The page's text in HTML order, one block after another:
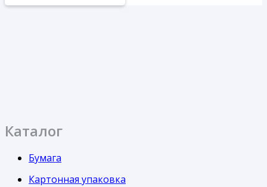
Каталог
Бумага
Картонная упаковка